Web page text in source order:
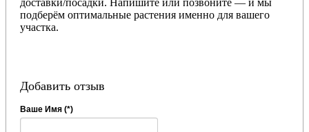
подберём оптимальные растения именно для вашего
участка.
Добавить отзыв
Ваше Имя (*)